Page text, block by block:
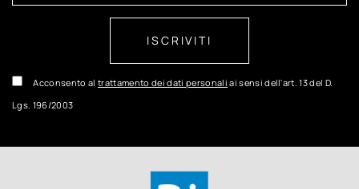
ISCRIVITI
Acconsento al trattamento dei dati personali ai sensi dell'art. 13 del D.
Lgs. 196/2003